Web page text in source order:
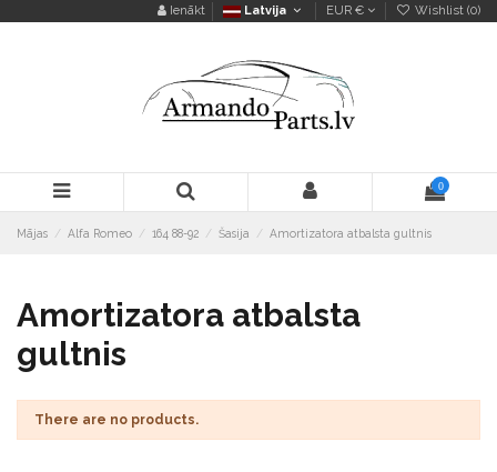
Ienākt Latvija EUR € Wishlist (0)
0
Mājas Alfa Romeo 164 88-92 Šasija Amortizatora atbalsta gultnis
Amortizatora atbalsta
gultnis
There are no products.